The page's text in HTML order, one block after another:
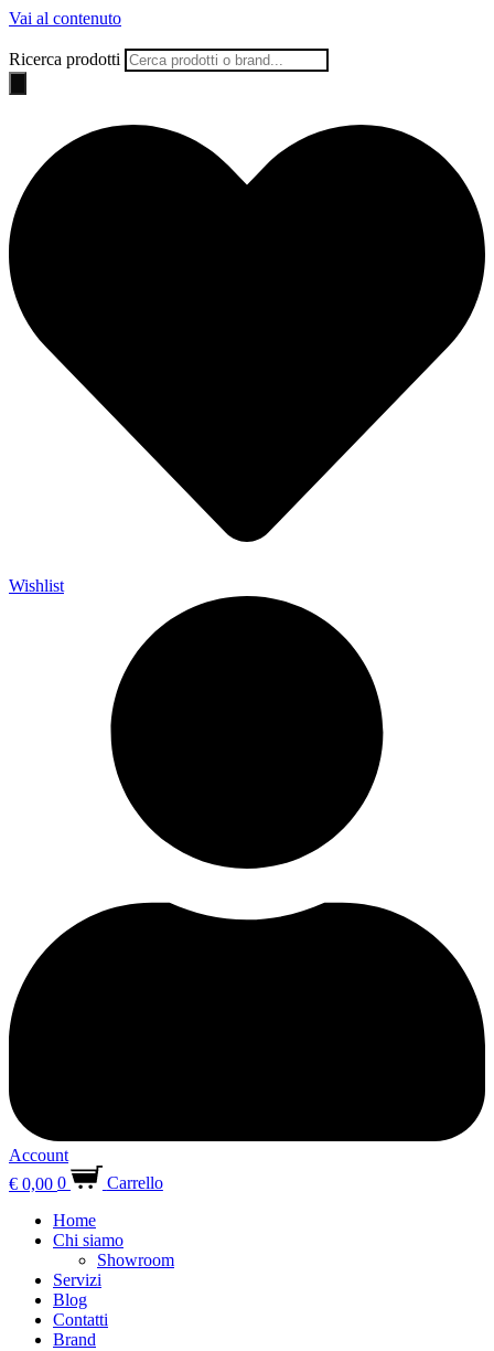
Vai al contenuto
Ricerca prodotti
Wishlist
Account
€ 0,00 0
Carrello
Home
Chi siamo
Showroom
Servizi
Blog
Contatti
Brand